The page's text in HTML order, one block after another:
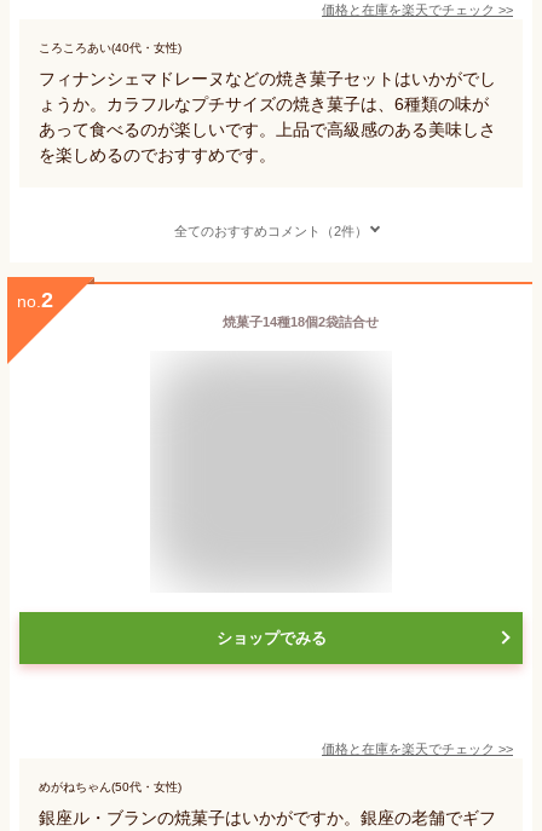
価格と在庫を楽天でチェック >>
ころころあい(40代・女性)
フィナンシェマドレーヌなどの焼き菓子セットはいかがでし
ょうか。カラフルなプチサイズの焼き菓子は、6種類の味が
あって食べるのが楽しいです。上品で高級感のある美味しさ
を楽しめるのでおすすめです。
全てのおすすめコメント（2件）
no. 2
焼菓子14種18個2袋詰合せ
ショップでみる
価格と在庫を楽天でチェック >>
めがねちゃん(50代・女性)
銀座ル・ブランの焼菓子はいかがですか。銀座の老舗でギフ